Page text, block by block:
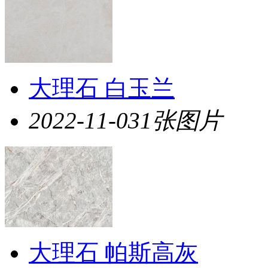
大理石 白玉兰
2022-11-031张图片
大理石 帕斯高灰